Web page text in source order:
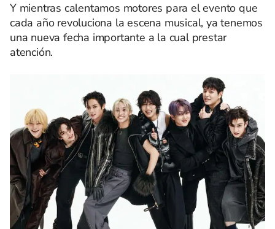
Y mientras calentamos motores para el evento que
cada año revoluciona la escena musical, ya tenemos
una nueva fecha importante a la cual prestar
atención.